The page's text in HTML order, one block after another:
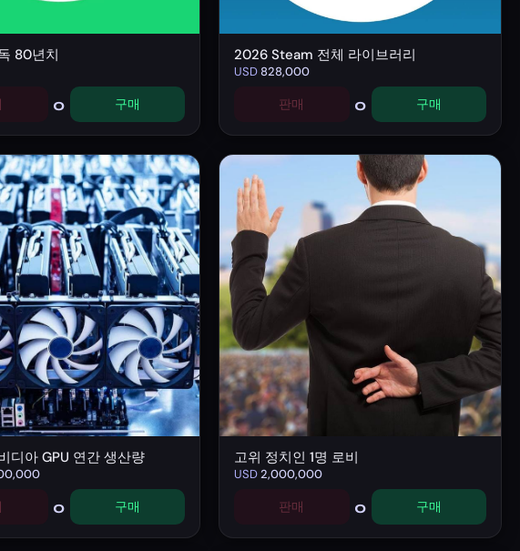
80년치
0 구매
2026 Steam 전체 라이브러리
USD828,000
판매 0 구매
디아 GPU 연간 생산량
0 구매
고위 정치인 1명 로비
USD2,000,000
판매 0 구매